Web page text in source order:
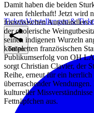
TicketsVorstellungen &
Teilen
Damit haben die beiden
waren fehlerhaft! Jetzt wird
französischen Autohändlers
der cholerische
seinen indigenen Wurzeln
kompletten französischen
Publikumserfolg von OH
sorgt Christian Clavier, der
Reihe, erneut für ein
überraschender
kultureller
Fettnäpfchen aus.